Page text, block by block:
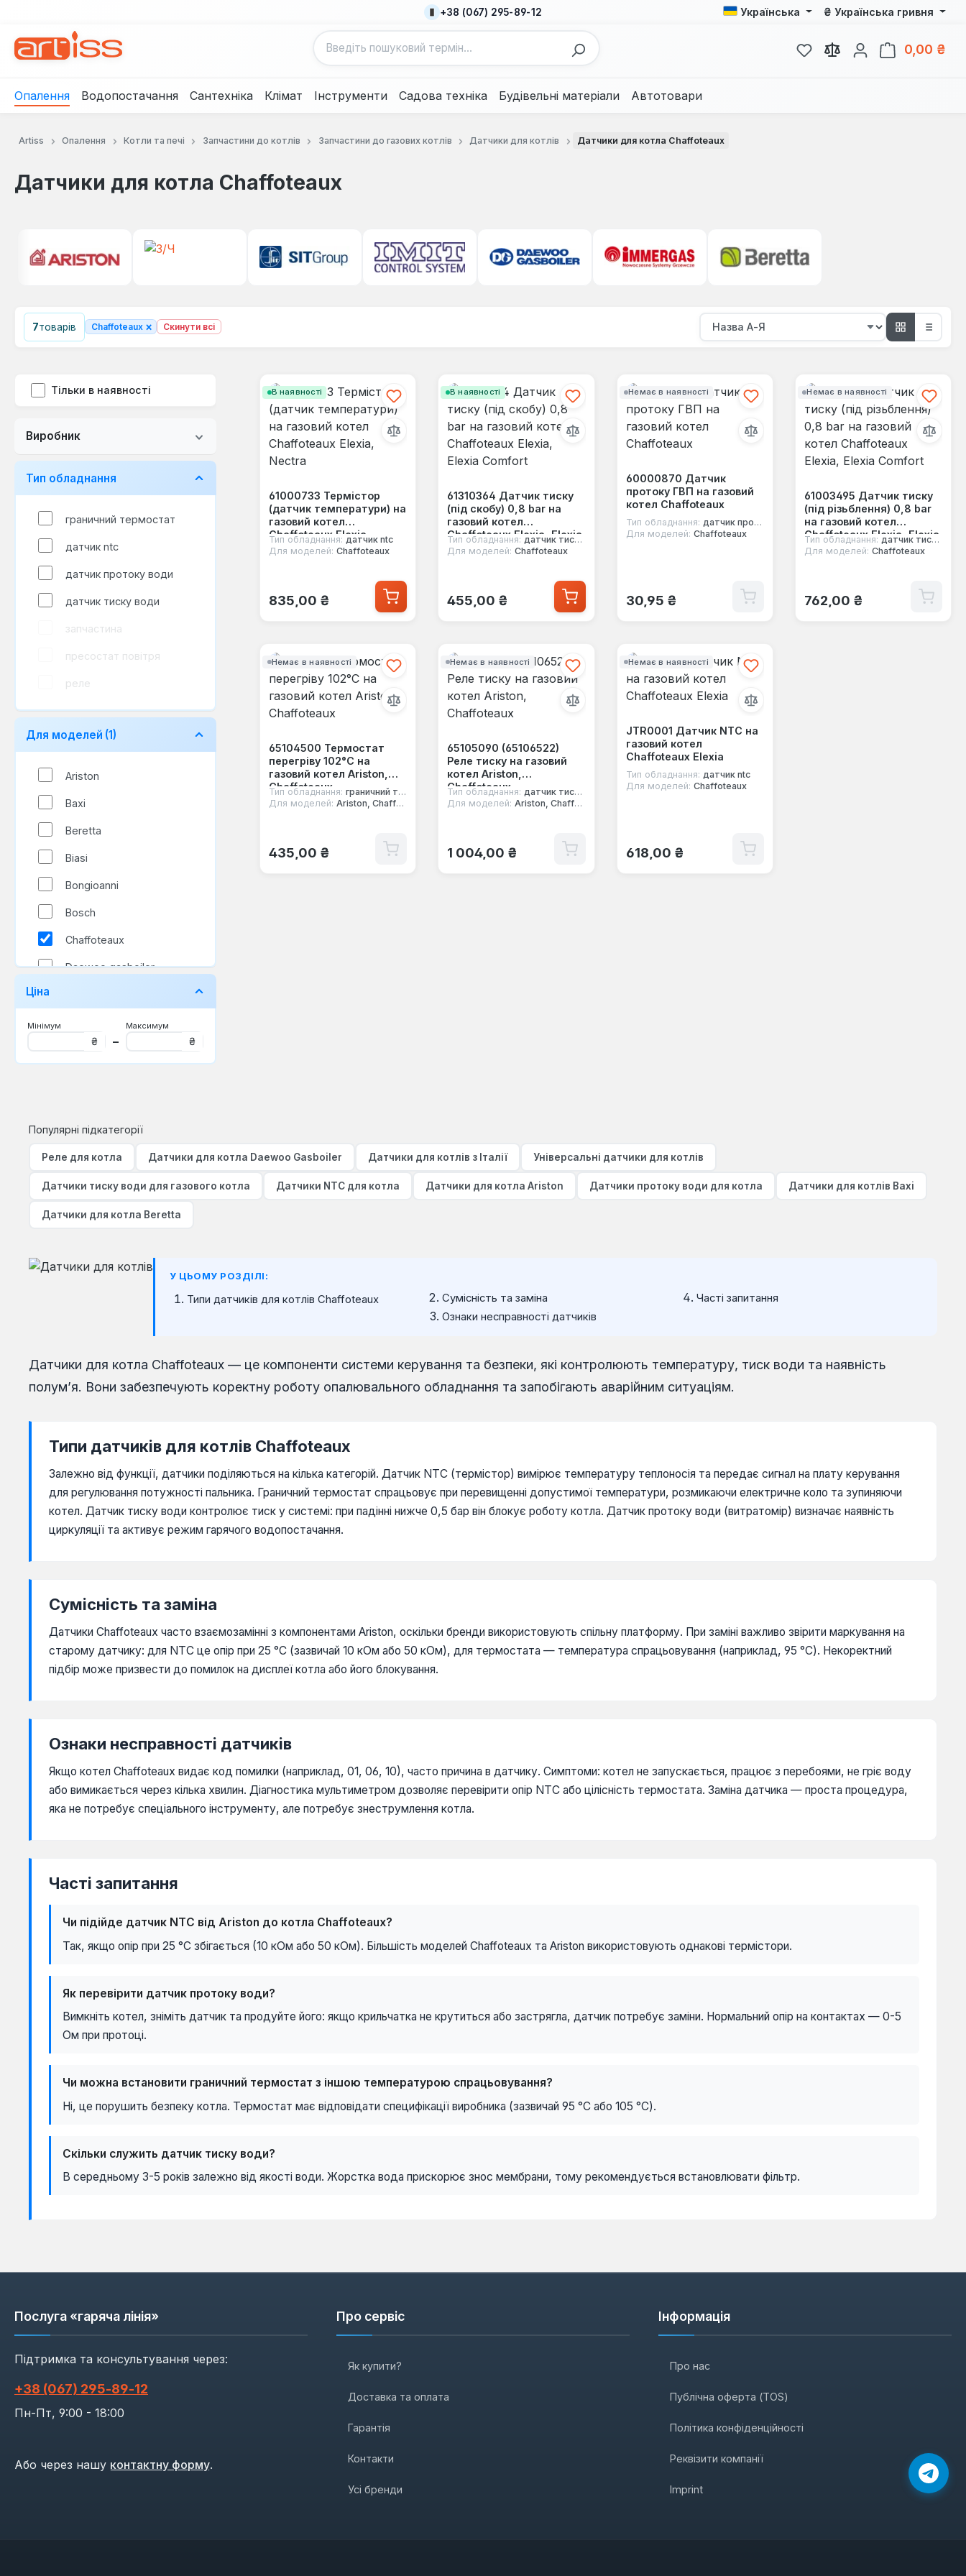
+38 (067) 295-89-12 Українська ₴ Українська гривня
У вас є 0 у списку бажань
0,00 ₴
Опалення Водопостачання Сантехніка Клімат Інструменти Садова техніка Будівельні матеріали Автотовари
Artiss Опалення Котли та печі Запчастини до котлів Запчастини до газових котлів Датчики для котлів Датчики для котла Chaffoteaux
Датчики для котла Chaffoteaux
7товарів Chaffoteaux × Скинути всі
Тільки в наявності
Виробник
Тип обладнання
граничний термостат
датчик ntc
датчик протоку води
датчик тиску води
запчастина
пресостат повітря
реле
Для моделей (1)
Ariston
Baxi
Beretta
Biasi
Bongioanni
Bosch
Chaffoteaux
Daewoo gasboiler
Fondital
Immergas
Junkers
Lamborghini
Nova florida
Proterm
Termet
Zoom boilers
Універсальна
Ціна
Мінімум
₴ –
Максимум
₴
В наявності
61000733 Термістор
(датчик температури) на
газовий котел
Chaffoteaux Elexia,
Nectra
Тип обладнання: датчик ntc
Для моделей: Chaffoteaux
Звичайна ціна:
835,00 ₴
В наявності
61310364 Датчик тиску
(під скобу) 0,8 bar на
газовий котел
Chaffoteaux Elexia, Elexia
Comfort
Тип обладнання: датчик тиску води
Для моделей: Chaffoteaux
Звичайна ціна:
455,00 ₴
Немає в наявності
60000870 Датчик
протоку ГВП на газовий
котел Chaffoteaux
Тип обладнання: датчик протоку води
Для моделей: Chaffoteaux
Звичайна ціна:
30,95 ₴
Немає в наявності
61003495 Датчик тиску
(під різьблення) 0,8 bar
на газовий котел
Chaffoteaux Elexia, Elexia
Comfort
Тип обладнання: датчик тиску води
Для моделей: Chaffoteaux
Звичайна ціна:
762,00 ₴
Немає в наявності
65104500 Термостат
перегріву 102°C на
газовий котел Ariston,
Chaffoteaux
Тип обладнання: граничний термостат
Для моделей: Ariston, Chaffoteaux
Звичайна ціна:
435,00 ₴
Немає в наявності
65105090 (65106522)
Реле тиску на газовий
котел Ariston,
Chaffoteaux
Тип обладнання: датчик тиску води
Для моделей: Ariston, Chaffoteaux
Звичайна ціна:
1 004,00 ₴
Немає в наявності
JTR0001 Датчик NTC на
газовий котел
Chaffoteaux Elexia
Тип обладнання: датчик ntc
Для моделей: Chaffoteaux
Звичайна ціна:
618,00 ₴
Популярні підкатегорії
Реле для котла Датчики для котла Daewoo Gasboiler Датчики для котлів з Італії Універсальні датчики для котлів
Датчики тиску води для газового котла Датчики NTC для котла Датчики для котла Ariston Датчики протоку води для котла Датчики для котлів Baxi
Датчики для котла Beretta
У ЦЬОМУ РОЗДІЛІ:
Типи датчиків для котлів Chaffoteaux
Сумісність та заміна
Ознаки несправності датчиків
Часті запитання
Датчики для котла Chaffoteaux — це компоненти системи керування та безпеки, які контролюють температуру, тиск води та наявність
полум’я. Вони забезпечують коректну роботу опалювального обладнання та запобігають аварійним ситуаціям.
Типи датчиків для котлів Chaffoteaux
Залежно від функції, датчики поділяються на кілька категорій. Датчик NTC (термістор) вимірює температуру теплоносія та передає сигнал на плату керування
для регулювання потужності пальника. Граничний термостат спрацьовує при перевищенні допустимої температури, розмикаючи електричне коло та зупиняючи
котел. Датчик тиску води контролює тиск у системі: при падінні нижче 0,5 бар він блокує роботу котла. Датчик протоку води (витратомір) визначає наявність
циркуляції та активує режим гарячого водопостачання.
Сумісність та заміна
Датчики Chaffoteaux часто взаємозамінні з компонентами Ariston, оскільки бренди використовують спільну платформу. При заміні важливо звірити маркування на
старому датчику: для NTC це опір при 25 °C (зазвичай 10 кОм або 50 кОм), для термостата — температура спрацьовування (наприклад, 95 °C). Некоректний
підбір може призвести до помилок на дисплеї котла або його блокування.
Ознаки несправності датчиків
Якщо котел Chaffoteaux видає код помилки (наприклад, 01, 06, 10), часто причина в датчику. Симптоми: котел не запускається, працює з перебоями, не гріє воду
або вимикається через кілька хвилин. Діагностика мультиметром дозволяє перевірити опір NTC або цілісність термостата. Заміна датчика — проста процедура,
яка не потребує спеціального інструменту, але потребує знеструмлення котла.
Часті запитання
Чи підійде датчик NTC від Ariston до котла Chaffoteaux?
Так, якщо опір при 25 °C збігається (10 кОм або 50 кОм). Більшість моделей Chaffoteaux та Ariston використовують однакові термістори.
Як перевірити датчик протоку води?
Вимкніть котел, зніміть датчик та продуйте його: якщо крильчатка не крутиться або застрягла, датчик потребує заміни. Нормальний опір на контактах — 0-5
Ом при протоці.
Чи можна встановити граничний термостат з іншою температурою спрацьовування?
Ні, це порушить безпеку котла. Термостат має відповідати специфікації виробника (зазвичай 95 °C або 105 °C).
Скільки служить датчик тиску води?
В середньому 3-5 років залежно від якості води. Жорстка вода прискорює знос мембрани, тому рекомендується встановлювати фільтр.
Послуга «гаряча лінія»
Підтримка та консультування через:
+38 (067) 295‑89‑12
Пн-Пт, 9:00 - 18:00
Або через нашу контактну форму.
Про сервіс
Як купити?
Доставка та оплата
Гарантія
Контакти
Усі бренди
Інформація
Про нас
Публічна оферта (TOS)
Політика конфіденційності
Реквізити компанії
Imprint